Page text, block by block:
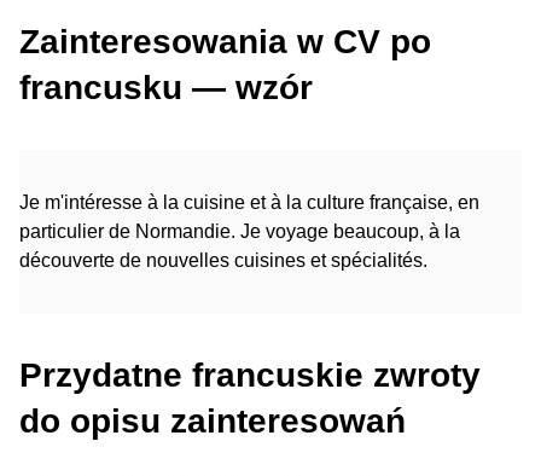
Zainteresowania w CV po
francusku — wzór
Je m'intéresse à la cuisine et à la culture française, en
particulier de Normandie. Je voyage beaucoup, à la
découverte de nouvelles cuisines et spécialités.
Przydatne francuskie zwroty
do opisu zainteresowań